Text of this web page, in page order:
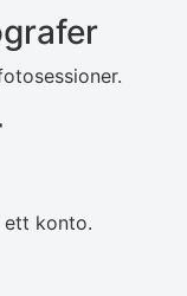
ett konto.